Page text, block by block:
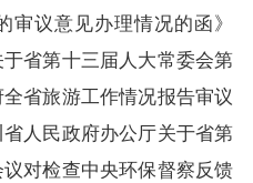
审议意见办理情况的函》
于省第十三届人大常委会第
省旅游工作情况报告审议
人民政府办公厅关于省第
对检查中央环保督察反馈